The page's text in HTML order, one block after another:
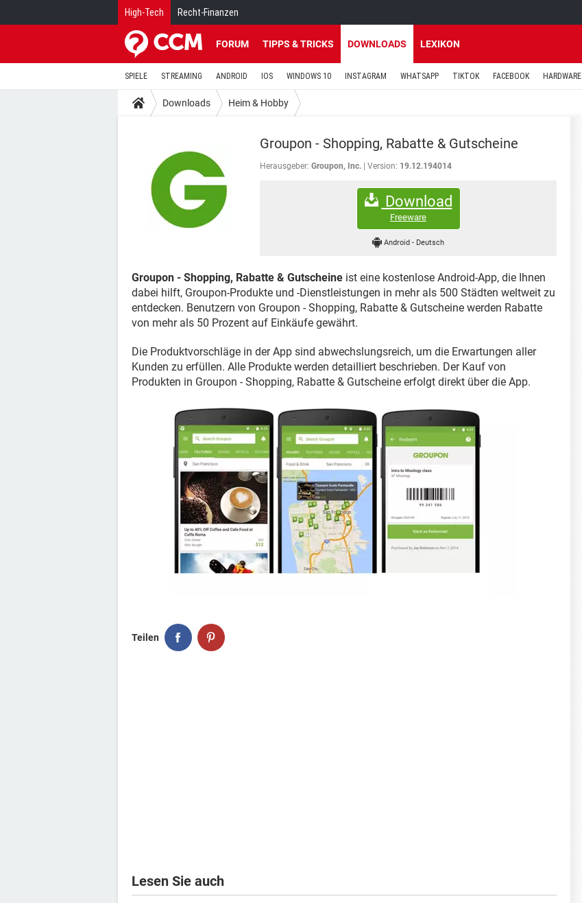
High-Tech Recht-Finanzen
FORUM TIPPS & TRICKS DOWNLOADS LEXIKON
SPIELE STREAMING ANDROID IOS WINDOWS 10 INSTAGRAM WHATSAPP TIKTOK FACEBOOK HARDWARE
Downloads Heim & Hobby
Groupon - Shopping, Rabatte & Gutscheine
Herausgeber: Groupon, Inc. Version: 19.12.194014
Download
Freeware
Android- Deutsch
Groupon - Shopping, Rabatte & Gutscheine ist eine kostenlose Android-App, die Ihnen
dabei hilft, Groupon-Produkte und -Dienstleistungen in mehr als 500 Städten weltweit zu
entdecken. Benutzern von Groupon - Shopping, Rabatte & Gutscheine werden Rabatte
von mehr als 50 Prozent auf Einkäufe gewährt.
Die Produktvorschläge in der App sind abwechslungsreich, um die Erwartungen aller
Kunden zu erfüllen. Alle Produkte werden detailliert beschrieben. Der Kauf von
Produkten in Groupon - Shopping, Rabatte & Gutscheine erfolgt direkt über die App.
Teilen
Lesen Sie auch